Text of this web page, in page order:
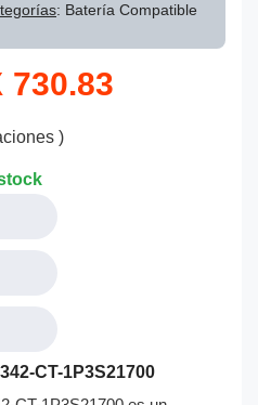
: Batería Compatible
730.83
)
CT-1P3S21700